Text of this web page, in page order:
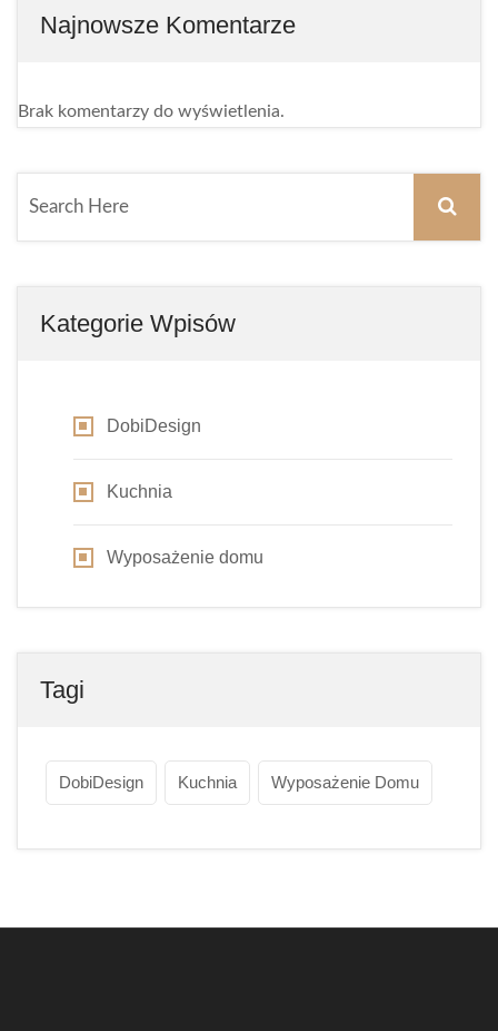
Najnowsze Komentarze
Brak komentarzy do wyświetlenia.
Kategorie Wpisów
DobiDesign
Kuchnia
Wyposażenie domu
Tagi
DobiDesign Kuchnia Wyposażenie Domu